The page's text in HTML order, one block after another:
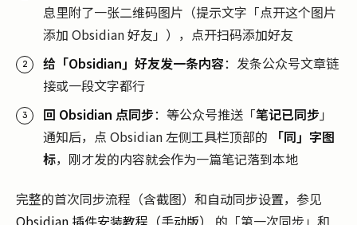
息里附了一张二维码图片（提示文字「点开这个图片
添加 Obsidian 好友」），点开扫码添加好友
给「Obsidian」好友发一条内容：发条公众号文章链
接或一段文字都行
回 Obsidian 点同步：等公众号推送「笔记已同步」
通知后，点 Obsidian 左侧工具栏顶部的
「同」字图
标，刚才发的内容就会作为一篇笔记落到本地
完整的首次同步流程（含截图）和自动同步设置，参见